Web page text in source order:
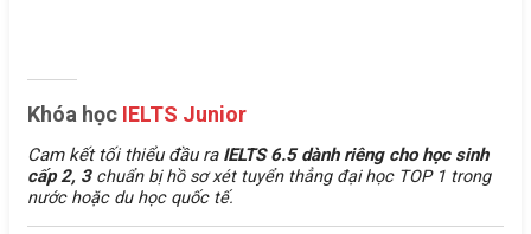
Khóa học IELTS Junior
Cam kết tối thiểu đầu raIELTS 6.5 dành riêng cho học sinh
cấp 2, 3 chuẩn bị hồ sơ xét tuyển thẳng đại học TOP 1 trong
nước hoặc du học quốc tế.